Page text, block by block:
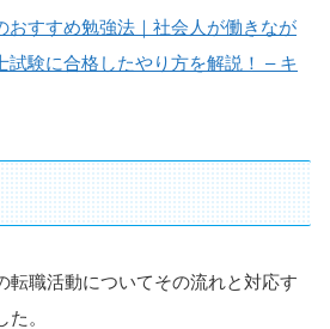
おすすめ勉強法｜社会人が働きなが
試験に合格したやり方を解説！ – キ
転職活動についてその流れと対応す
。